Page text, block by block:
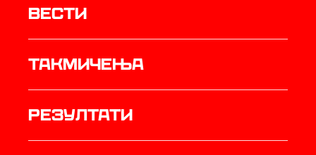
Вести
Такмичења
резултати